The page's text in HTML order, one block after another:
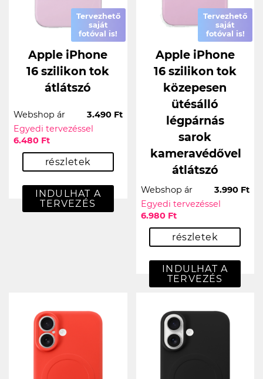
Tervezhető
saját
fotóval is!
Apple iPhone
16 szilikon tok
átlátszó
Webshop ár
3.490 Ft
Egyedi tervezéssel
6.480 Ft
részletek
INDULHAT A
TERVEZÉS
Tervezhető
saját
fotóval is!
Apple iPhone
16 szilikon tok
közepesen
ütésálló
légpárnás
sarok
kameravédővel
átlátszó
Webshop ár
3.990 Ft
Egyedi tervezéssel
6.980 Ft
részletek
INDULHAT A
TERVEZÉS